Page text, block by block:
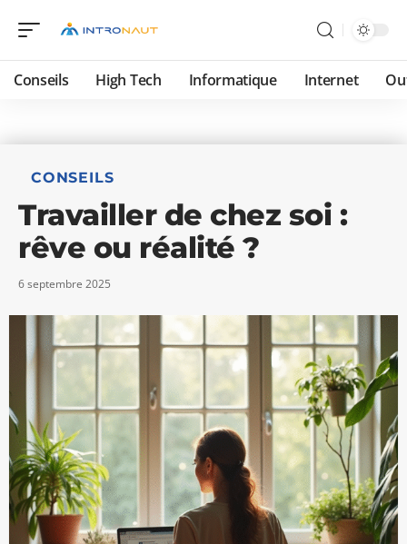
Conseils High Tech Informatique Internet
CONSEILS
Travailler de chez soi :
rêve ou réalité ?
6 septembre 2025